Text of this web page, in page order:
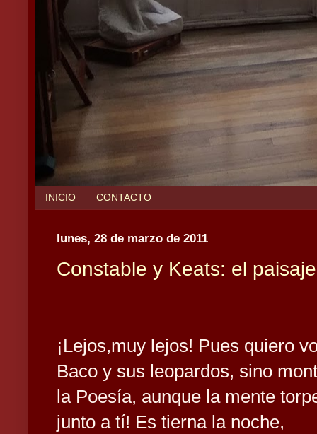
INICIO CONTACTO
lunes, 28 de marzo de 2011
Constable y Keats: el
¡Lejos,muy lejos! Pues quiero
Baco y sus leopardos, sino
la Poesía, aunque la mente
junto a tí! Es tierna la noche,